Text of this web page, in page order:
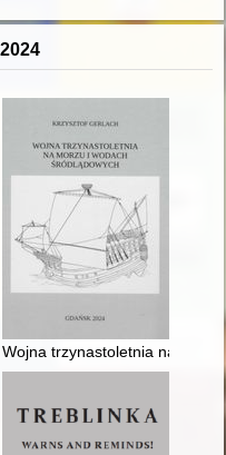
absolwencie Państwowego
Wojna trzynastoletnia na